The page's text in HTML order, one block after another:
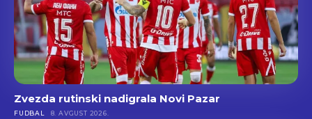
Zvezda rutinski nadigrala Novi Pazar
FUDBAL 8. AVGUST 2026.